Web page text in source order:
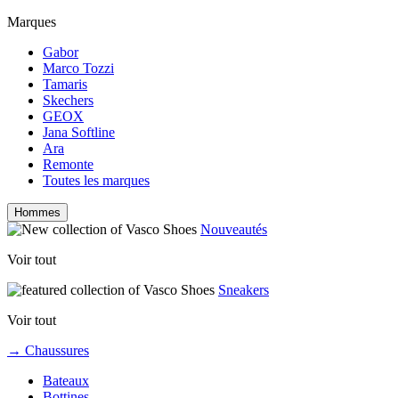
Marques
Gabor
Marco Tozzi
Tamaris
Skechers
GEOX
Jana Softline
Ara
Remonte
Toutes les marques
Hommes
Nouveautés
Voir tout
Sneakers
Voir tout
→ Chaussures
Bateaux